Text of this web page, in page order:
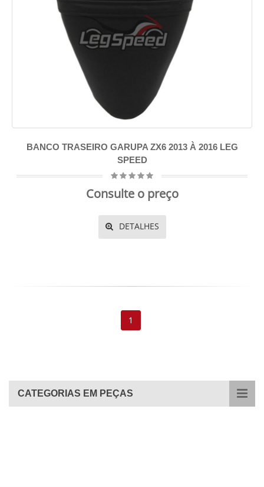
BANCO TRASEIRO GARUPA ZX6 2013 À 2016 LEG
SPEED
Consulte o preço
DETALHES
1
CATEGORIAS EM PEÇAS